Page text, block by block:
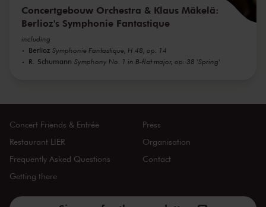
Concertgebouw Orchestra & Klaus Mäkelä:
Berlioz's Symphonie Fantastique
including
Berlioz Symphonie Fantastique, H 48, op. 14
R. Schumann Symphony No. 1 in B-flat major, op. 38 'Spring'
Concert Friends & Entrée
Restaurant LIER
Frequently Asked Questions
Getting there
Press
Organisation
Contact